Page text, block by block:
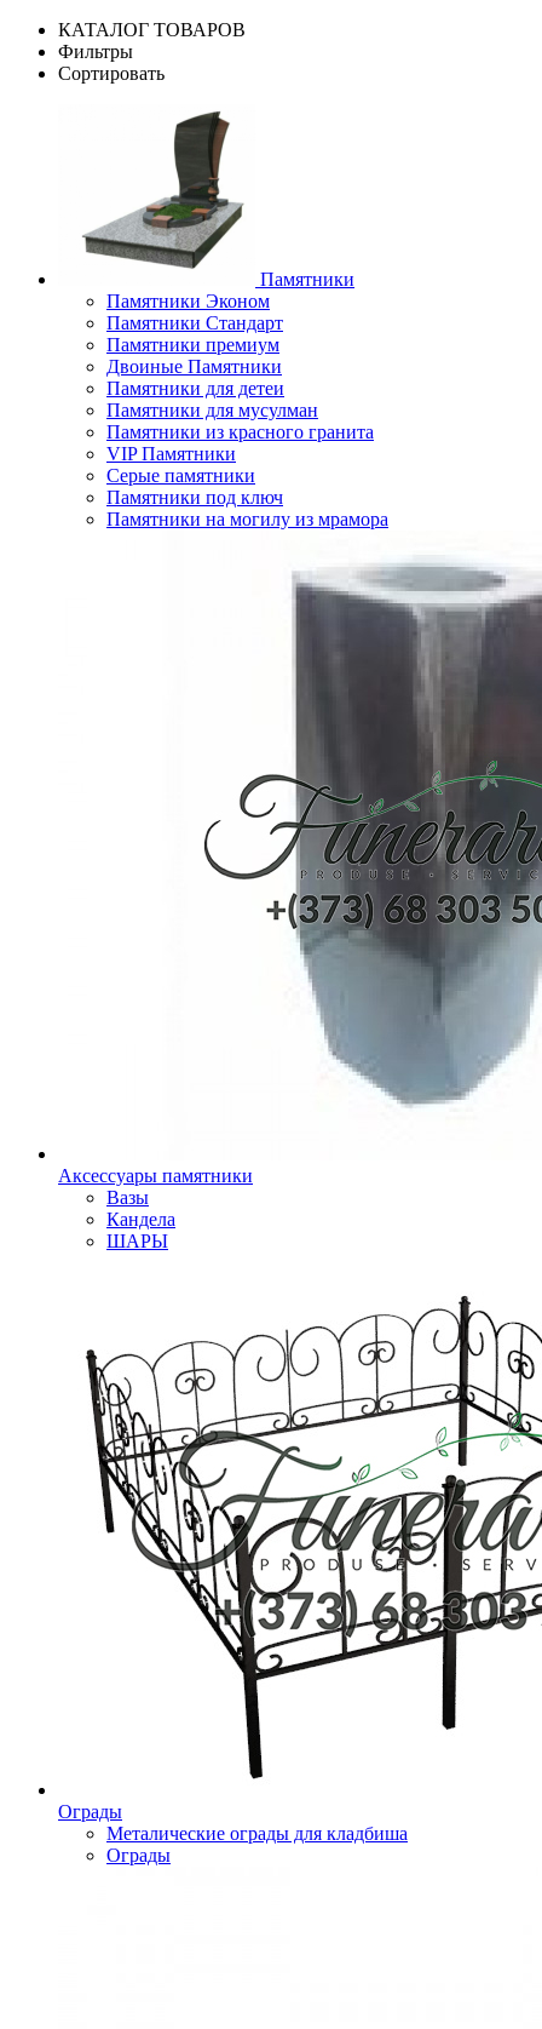
КАТАЛОГ ТОВАРОВ
Фильтры
Сортировать
Памятники
Памятники Эконом
Памятники Стандарт
Памятники премиум
Двоиные Памятники
Памятники для детеи
Памятники для мусулман
Памятники из красного гранита
VIP Памятники
Серые памятники
Памятники под ключ
Памятники на могилу из мрамора
Аксессуары памятники
Вазы
Кандела
ШАРЫ
Ограды
Металические ограды для кладбиша
Ограды